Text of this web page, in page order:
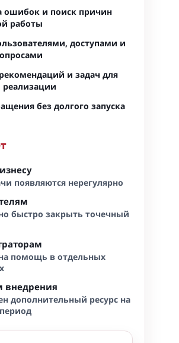
ошибок и поиск причин
работы
доступами и
и задач для
без долгого запуска
появляются нерегулярно
быстро закрыть точечный
помощь в отдельных
внедрения
дополнительный ресурс на